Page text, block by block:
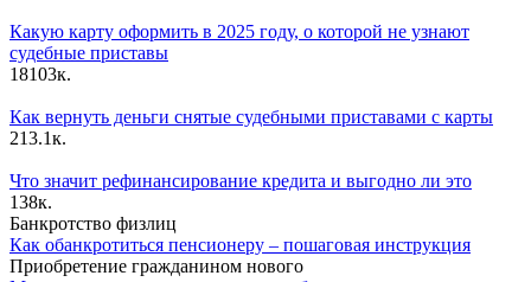
Какую карту оформить в 2025 году, о которой не узнают
судебные приставы
18103к.
Как вернуть деньги снятые судебными приставами с карты
213.1к.
Что значит рефинансирование кредита и выгодно ли это
138к.
Банкротство физлиц
Как обанкротиться пенсионеру – пошаговая инструкция
Приобретение гражданином нового